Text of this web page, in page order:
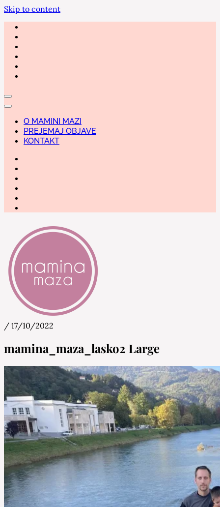
Skip to content
O MAMINI MAZI
PREJEMAJ OBJAVE
KONTAKT
Mamina Maza
/ 17/10/2022
mamina_maza_lasko2 Large